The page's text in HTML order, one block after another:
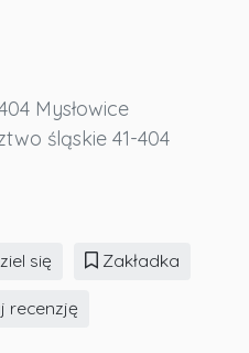
Mysłowice
śląskie 41-404
się Zakładka
recenzję